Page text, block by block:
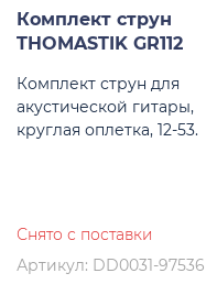
Комплект струн
THOMASTIK GR112
Комплект струн для
акустической гитары,
круглая оплетка, 12-53.
Снято с поставки
Артикул: DD0031-97536